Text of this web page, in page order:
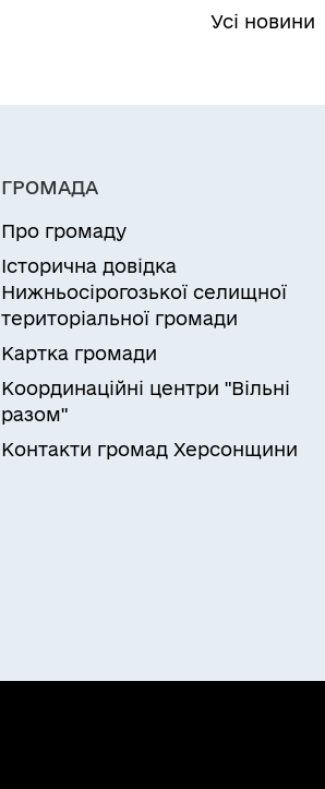
Усі новини
ГРОМАДА
Про громаду
Історична довідка
Нижньосірогозької селищної
територіальної громади
Картка громади
Координаційні центри "Вільні
разом"
Контакти громад Херсонщини